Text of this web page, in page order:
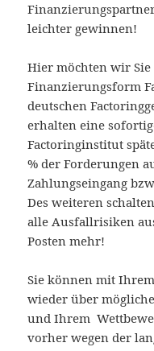
leichter gewinnen!
Hier möchten wir
Finanzierungsform
deutschen
erhalten eine
Factoringinstitut
% der Forderungen
Zahlungseingang
Des weiteren
alle Ausfallrisiken
Posten mehr!
Sie können mit
wieder über
und Ihrem
vorher wegen der